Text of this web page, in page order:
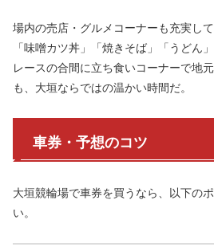
場内の売店・グルメコーナーも充実し
「味噌カツ丼」「焼きそば」「うどん」
レースの合間に立ち食いコーナーで地
も、大垣ならではの温かい時間だ。
車券・予想のコツ
大垣競輪場で車券を買うなら、以下の
い。